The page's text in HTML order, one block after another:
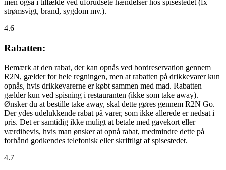
men også i tilfælde ved uforudsete hændelser hos spisestedet (fx
strømsvigt, brand, sygdom mv.).
4.6
Rabatten:
Bemærk at den rabat, der kan opnås ved bordreservation gennem
R2N, gælder for hele regningen, men at rabatten på drikkevarer kun
opnås, hvis drikkevarerne er købt sammen med mad. Rabatten
gælder kun ved spisning i restauranten (ikke som take away).
Ønsker du at bestille take away, skal dette gøres gennem R2N Go.
Der ydes udelukkende rabat på varer, som ikke allerede er nedsat i
pris. Det er samtidig ikke muligt at betale med gavekort eller
værdibevis, hvis man ønsker at opnå rabat, medmindre dette på
forhånd godkendes telefonisk eller skriftligt af spisestedet.
4.7